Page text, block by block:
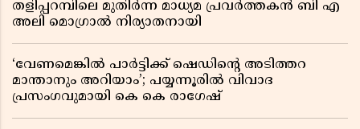
തളിപ്പറമ്പിലെ മുതിർന്ന മാധ്യമ പ്രവർത്തകൻ ബി എ
അലി മൊഗ്രാൽ നിര്യാതനായി
‘വേണമെങ്കിൽ പാർട്ടിക്ക് ഷെഡിൻ്റെ അടിത്തറ
മാന്താനും അറിയാം’; പയ്യന്നൂരിൽ വിവാദ
പ്രസംഗവുമായി കെ കെ രാഗേഷ്